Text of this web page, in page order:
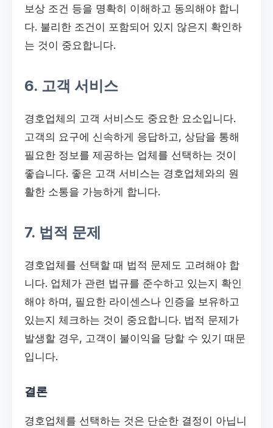
보상 조건 등을 명확히 이해하고 동의해야 합니
다. 불리한 조건이 포함되어 있지 않은지 확인하
는 것이 중요합니다.
6. 고객 서비스
경호업체의 고객 서비스도 중요한 요소입니다.
고객의 요구에 신속하게 응답하고, 상담을 통해
필요한 정보를 제공하는 업체를 선택하는 것이
좋습니다. 좋은 고객 서비스는 경호업체와의 원
활한 소통을 가능하게 합니다.
7. 법적 문제
경호업체를 선택할 때 법적 문제도 고려해야 합
니다. 업체가 관련 법규를 준수하고 있는지 확인
해야 하며, 필요한 라이센스나 인증을 보유하고
있는지 체크하는 것이 중요합니다. 법적 문제가
발생할 경우, 고객이 불이익을 당할 수 있기 때문
입니다.
결론
경호업체를 선택하는 것은 단순한 결정이 아닙니